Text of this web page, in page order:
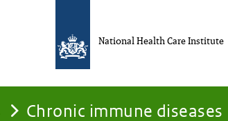
Chronic immune diseases
National Health Care Institute